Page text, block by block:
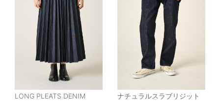
LONG PLEATS DENIM
ナチュラルスラブリジット